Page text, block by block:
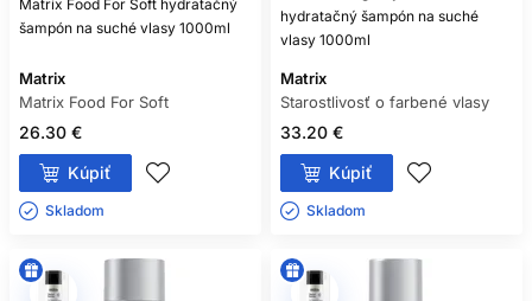
Matrix Food For Soft hydratačný
šampón na suché vlasy 1000ml
Matrix
Matrix Food For Soft
26.30 €
Kúpiť
Skladom ㅤ
hydratačný šampón na suché
vlasy 1000ml
Matrix
Starostlivosť o farbené vlasy
33.20 €
Kúpiť
Skladom ㅤ